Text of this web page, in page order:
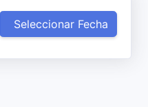
Seleccionar Fecha